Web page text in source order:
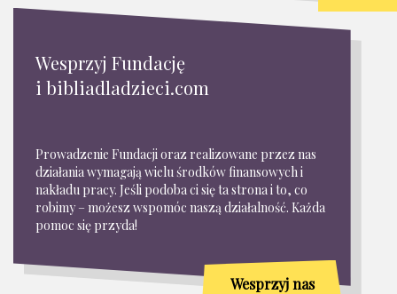
Wesprzyj Fundację
i bibliadladzieci.com
Prowadzenie Fundacji oraz realizowane przez nas
działania wymagają wielu środków finansowych i
nakładu pracy. Jeśli podoba ci się ta strona i to, co
robimy – możesz wspomóc naszą działalność. Każda
pomoc się przyda!
Wesprzyj nas